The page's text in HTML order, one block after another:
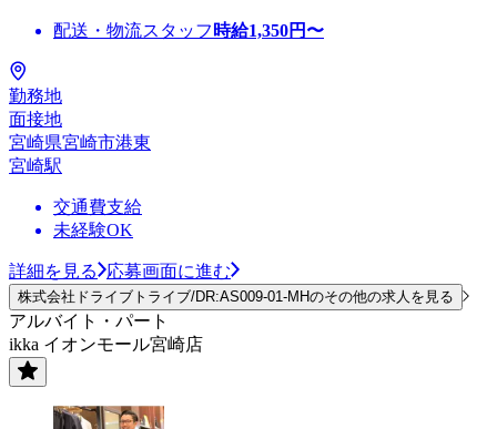
配送・物流スタッフ 時給1,350円〜
勤務地
面接地
宮崎県宮崎市港東
宮崎駅
交通費支給
未経験OK
詳細を見る 応募画面に進む
株式会社ドライブトライブ/DR:AS009-01-MHのその他の求人を見る
アルバイト・パート
ikka イオンモール宮崎店